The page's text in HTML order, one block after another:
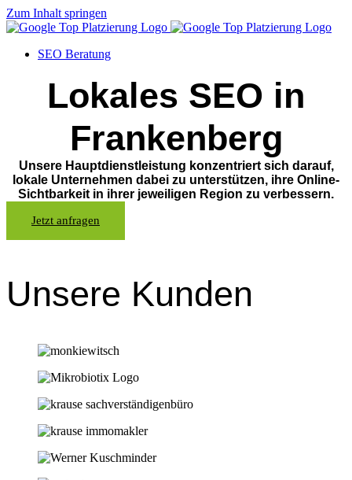
Zum Inhalt springen
SEO Beratung
Lokales SEO in
Frankenberg
Unsere Hauptdienstleistung konzentriert sich darauf,
lokale Unternehmen dabei zu unterstützen, ihre Online-
Sichtbarkeit in ihrer jeweiligen Region zu verbessern.
Jetzt anfragen
Unsere Kunden